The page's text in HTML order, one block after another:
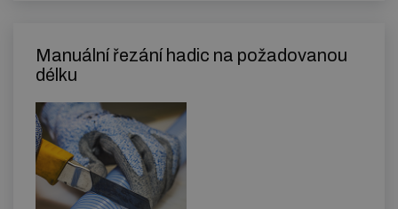
Manuální řezání hadic na požadovanou
délku